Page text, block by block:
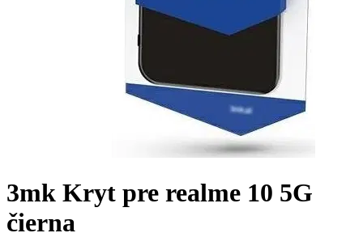
3mk Kryt pre realme 10 5G
čierna